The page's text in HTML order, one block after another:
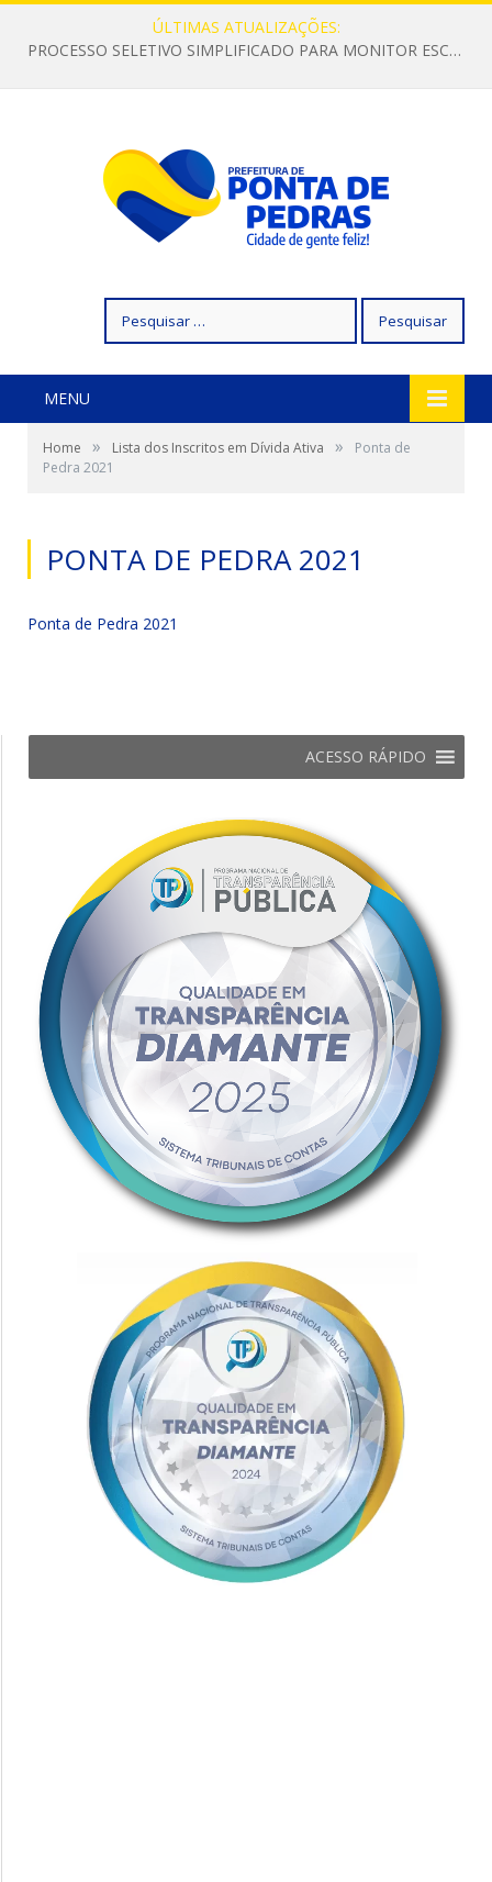
ÚLTIMAS ATUALIZAÇÕES:
PROCESSO SELETIVO SIMPLIFICADO PARA MONITOR ESCOLAR
por:
MENU
Home » Lista dos Inscritos em Dívida Ativa »
Ponta de
Pedra 2021
PONTA DE PEDRA 2021
Ponta de Pedra 2021
ACESSO RÁPIDO